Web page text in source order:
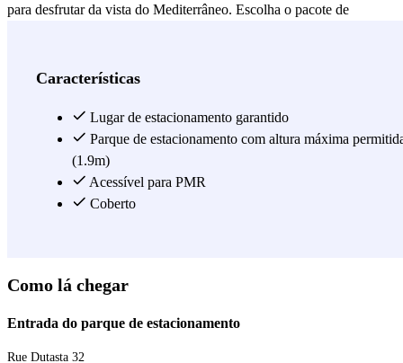
para desfrutar da vista do Mediterrâneo. Escolha o pacote de
para uma experiência de estacionamento sem preocupações em
Ver mais
Características
Lugar de estacionamento garantido
Parque de estacionamento com altura máxima
(1.9m)
Acessível para PMR
Coberto
Como lá chegar
Entrada do parque de estacionamento
Rue Dutasta 32